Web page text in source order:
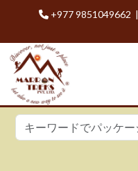
+977 9851049662 |